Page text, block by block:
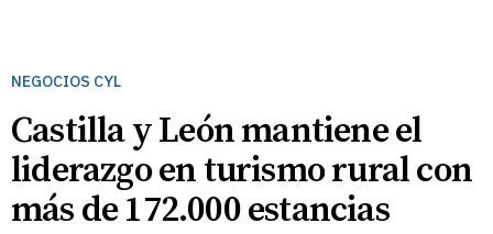
NEGOCIOS CYL
Castilla y León mantiene el
liderazgo en turismo rural con
más de 172.000 estancias